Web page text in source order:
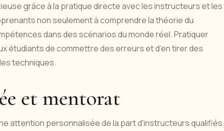
grâce à la pratique directe avec les instructeurs et les
non seulement à comprendre la théorie du
dans des scénarios du monde réel. Pratiquer
étudiants de commettre des erreurs et d’en tirer des
techniques.
et mentorat
attention personnalisée de la part d'instructeurs qualifiés